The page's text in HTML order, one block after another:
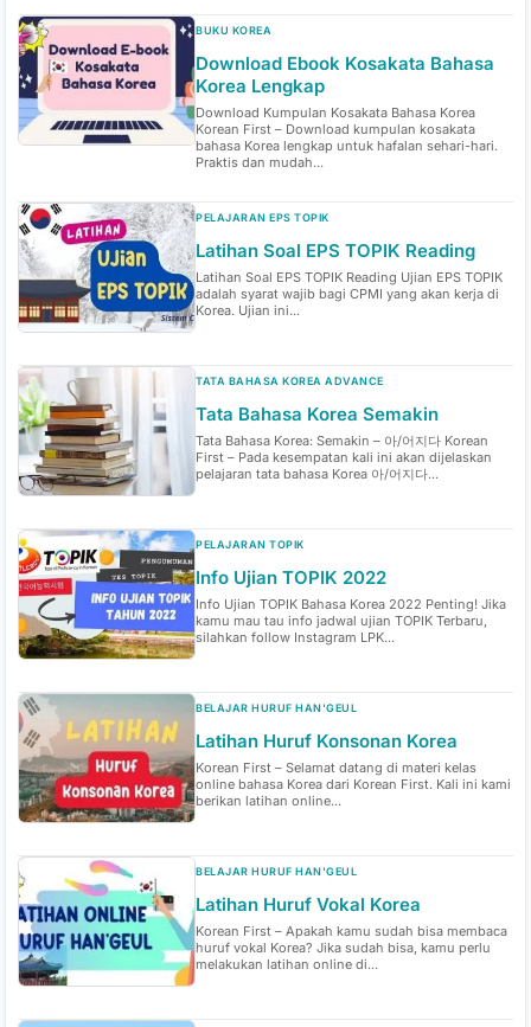
BUKU KOREA
Download Ebook Kosakata Bahasa
Korea Lengkap
Download Kumpulan Kosakata Bahasa Korea
Korean First – Download kumpulan kosakata
bahasa Korea lengkap untuk hafalan sehari-hari.
Praktis dan mudah...
PELAJARAN EPS TOPIK
Latihan Soal EPS TOPIK Reading
Latihan Soal EPS TOPIK Reading Ujian EPS TOPIK
adalah syarat wajib bagi CPMI yang akan kerja di
Korea. Ujian ini...
TATA BAHASA KOREA ADVANCE
Tata Bahasa Korea Semakin
Tata Bahasa Korea: Semakin – 아/어지다 Korean
First – Pada kesempatan kali ini akan dijelaskan
pelajaran tata bahasa Korea 아/어지다...
PELAJARAN TOPIK
Info Ujian TOPIK 2022
Info Ujian TOPIK Bahasa Korea 2022 Penting! Jika
kamu mau tau info jadwal ujian TOPIK Terbaru,
silahkan follow Instagram LPK...
BELAJAR HURUF HAN'GEUL
Latihan Huruf Konsonan Korea
Korean First – Selamat datang di materi kelas
online bahasa Korea dari Korean First. Kali ini kami
berikan latihan online...
BELAJAR HURUF HAN'GEUL
Latihan Huruf Vokal Korea
Korean First – Apakah kamu sudah bisa membaca
huruf vokal Korea? Jika sudah bisa, kamu perlu
melakukan latihan online di...